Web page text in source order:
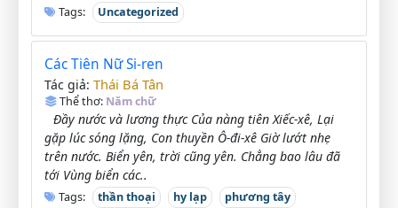
Tags: Uncategorized
Các Tiên Nữ Si-ren
Tác giả: Thái Bá Tân
Thể thơ: Năm chữ
Đầy nước và lương thực Của nàng tiên Xiếc-xê, Lại
gặp lúc sóng lặng, Con thuyền Ô-đi-xê Giờ lướt nhẹ
trên nước. Biển yên, trời cũng yên. Chẳng bao lâu đã
tới Vùng biển các..
Tags: thần thoại hy lạp
phương tây